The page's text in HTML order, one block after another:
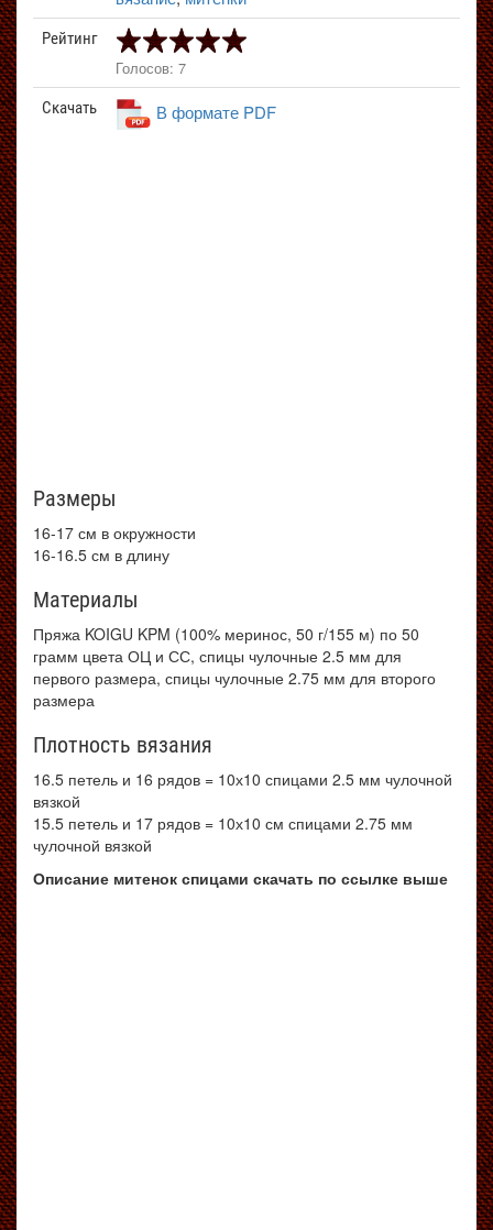
Рейтинг
Голосов: 7
Скачать В формате PDF
Размеры
16-17 см в окружности
16-16.5 см в длину
Материалы
Пряжа KOIGU KPM (100% меринос, 50 г/155 м) по 50
грамм цвета ОЦ и СС, спицы чулочные 2.5 мм для
первого размера, спицы чулочные 2.75 мм для второго
размера
Плотность вязания
16.5 петель и 16 рядов = 10х10 спицами 2.5 мм чулочной
вязкой
15.5 петель и 17 рядов = 10х10 см спицами 2.75 мм
чулочной вязкой
Описание митенок спицами скачать по ссылке выше